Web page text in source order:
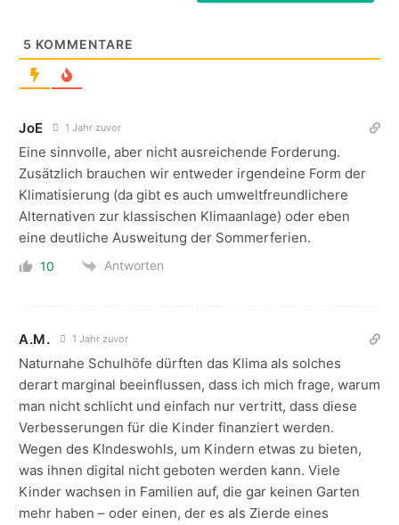
5 KOMMENTARE
JoE 1 Jahr zuvor
Eine sinnvolle, aber nicht ausreichende Forderung.
Zusätzlich brauchen wir entweder irgendeine Form der
Klimatisierung (da gibt es auch umweltfreundlichere
Alternativen zur klassischen Klimaanlage) oder eben
eine deutliche Ausweitung der Sommerferien.
10 Antworten
A.M. 1 Jahr zuvor
Naturnahe Schulhöfe dürften das Klima als solches
derart marginal beeinflussen, dass ich mich frage, warum
man nicht schlicht und einfach nur vertritt, dass diese
Verbesserungen für die Kinder finanziert werden.
Wegen des KIndeswohls, um Kindern etwas zu bieten,
was ihnen digital nicht geboten werden kann. Viele
Kinder wachsen in Familien auf, die gar keinen Garten
mehr haben – oder einen, der es als Zierde eines